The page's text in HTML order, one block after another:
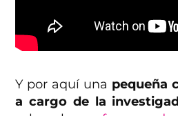
Y por aquí una pequeña
a cargo de la